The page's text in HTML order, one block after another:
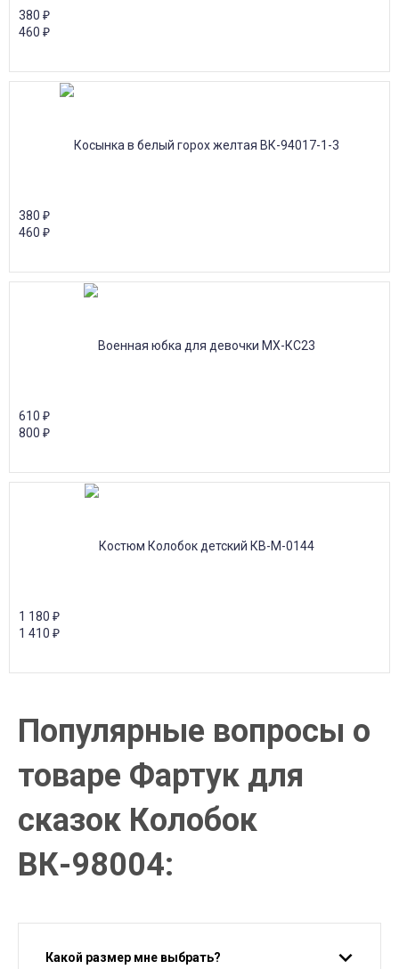
380 ₽
460 ₽
380 ₽
460 ₽
610 ₽
800 ₽
1 180 ₽
1 410 ₽
Популярные вопросы о
товаре Фартук для
сказок Колобок
ВК-98004:
Какой размер мне выбрать?